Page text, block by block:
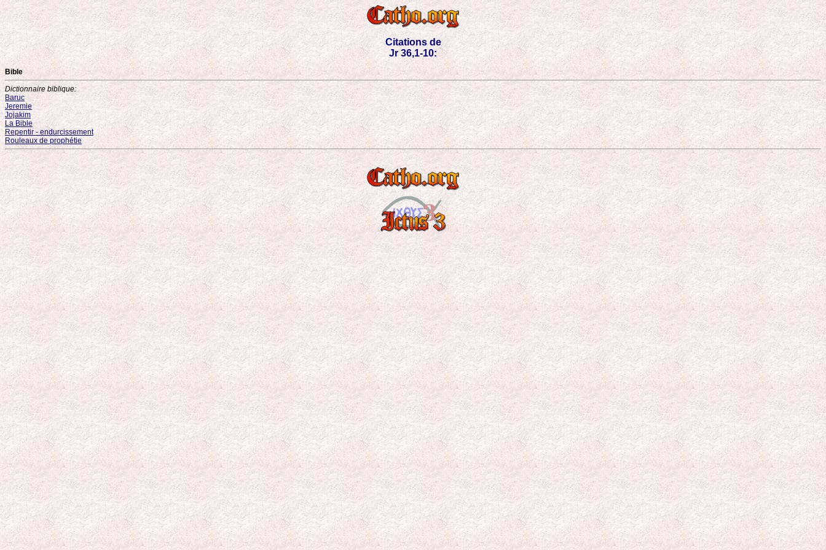
Citations de
Jr 36,1-10:
Bible
Dictionnaire biblique:
Baruc
Jeremie
Jojakim
La Bible
Repentir - endurcissement
Rouleaux de prophétie